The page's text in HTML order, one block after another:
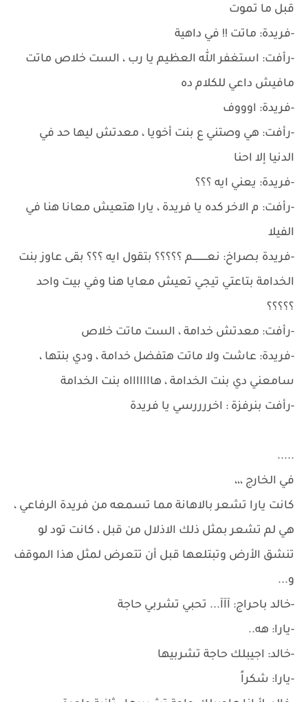
قبل ما تموت
-فريدة: ماتت !! في داهية
-رأفت: استغفر الله العظيم يا رب ، الست خلاص ماتت
مافيش داعي للكلام ده
-فريدة: اوووف
-رأفت: هي وصتني ع بنت أخويا ، معدتش ليها حد في
الدنيا إلا احنا
-فريدة: يعني ايه ؟؟؟
-رأفت: م الاخر كده يا فريدة ، يارا هتعيش معانا هنا في
الفيلا
-فريدة بصراخ: نعــــــــــم ؟؟؟؟؟ بتقول ايه ؟؟؟ بقى عاوز بنت
الخدامة بتاعتي تيجي تعيش معايا هنا وفي بيت واحد
؟؟؟؟؟
-رأفت: معدتش خدامة ، الست ماتت خلاص
-فريدة: عاشت ولا ماتت هتفضل خدامة ، ودي بنتها ،
سامعني دي بنت الخدامة ، هاااااااه بنت الخدامة
-رأفت بنرفزة : اخررررسي يا فريدة
.....
في الخارج ،،،
كانت يارا تشعر بالاهانة مما تسمعه من فريدة الرفاعي ،
هي لم تشعر بمثل ذلك الاذلال من قبل ، كانت تود لو
تنشق الأرض وتبتلعها قبل أن تتعرض لمثل هذا الموقف
و...
-خالد باحراج: آآآ... تحبي تشربي حاجة
-يارا: هه..
-خالد: اجيبلك حاجة تشربيها
-يارا: شكراً